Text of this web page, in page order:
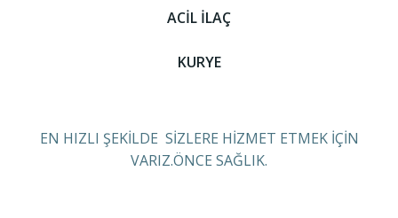
ACİL İLAÇ
KURYE
EN HIZLI ŞEKİLDE SİZLERE HİZMET ETMEK İÇİN
VARIZ.ÖNCE SAĞLIK.